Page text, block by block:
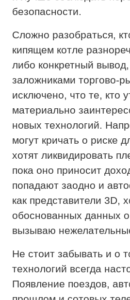
безопасности.
Сложно разобраться,
кипящем котле
либо конкретный
заложниками торгово-
исключено, что те, кто
материально
новых технологий.
могут кричать о риске
хотят ликвидировать
пока оно приносит
попадают заодно и
как представители 3D,
обоснованных данных
вызываю
Не стоит забывать и о
технологий всегда
Появление поездов,